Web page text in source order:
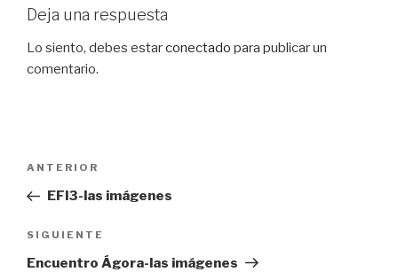
Deja una respuesta
Lo siento, debes estarconectado para publicar un
comentario.
entradas
Entrada
anterior:
ANTERIOR
EFI3-las imágenes
Siguiente
entrada
SIGUIENTE
Encuentro Ágora-las imágenes